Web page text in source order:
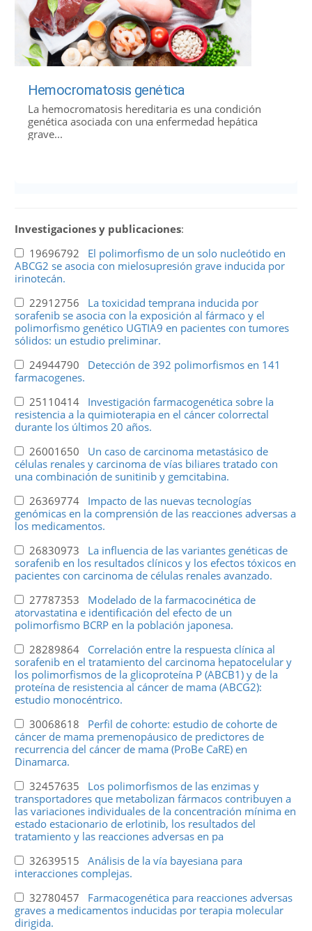
Hemocromatosis genética
La hemocromatosis hereditaria es una condición
genética asociada con una enfermedad hepática
grave...
Investigaciones y publicaciones:
19696792 El polimorfismo de un solo nucleótido en
ABCG2 se asocia con mielosupresión grave inducida por
irinotecán.
22912756 La toxicidad temprana inducida por
sorafenib se asocia con la exposición al fármaco y el
polimorfismo genético UGTIA9 en pacientes con tumores
sólidos: un estudio preliminar.
24944790 Detección de 392 polimorfismos en 141
farmacogenes.
25110414 Investigación farmacogenética sobre la
resistencia a la quimioterapia en el cáncer colorrectal
durante los últimos 20 años.
26001650 Un caso de carcinoma metastásico de
células renales y carcinoma de vías biliares tratado con
una combinación de sunitinib y gemcitabina.
26369774 Impacto de las nuevas tecnologías
genómicas en la comprensión de las reacciones adversas a
los medicamentos.
26830973 La influencia de las variantes genéticas de
sorafenib en los resultados clínicos y los efectos tóxicos en
pacientes con carcinoma de células renales avanzado.
27787353 Modelado de la farmacocinética de
atorvastatina e identificación del efecto de un
polimorfismo BCRP en la población japonesa.
28289864 Correlación entre la respuesta clínica al
sorafenib en el tratamiento del carcinoma hepatocelular y
los polimorfismos de la glicoproteína P (ABCB1) y de la
proteína de resistencia al cáncer de mama (ABCG2):
estudio monocéntrico.
30068618 Perfil de cohorte: estudio de cohorte de
cáncer de mama premenopáusico de predictores de
recurrencia del cáncer de mama (ProBe CaRE) en
Dinamarca.
32457635 Los polimorfismos de las enzimas y
transportadores que metabolizan fármacos contribuyen a
las variaciones individuales de la concentración mínima en
estado estacionario de erlotinib, los resultados del
tratamiento y las reacciones adversas en pa
32639515 Análisis de la vía bayesiana para
interacciones complejas.
32780457 Farmacogenética para reacciones adversas
graves a medicamentos inducidas por terapia molecular
dirigida.